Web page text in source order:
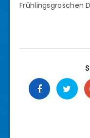
Frühlingsgroschen